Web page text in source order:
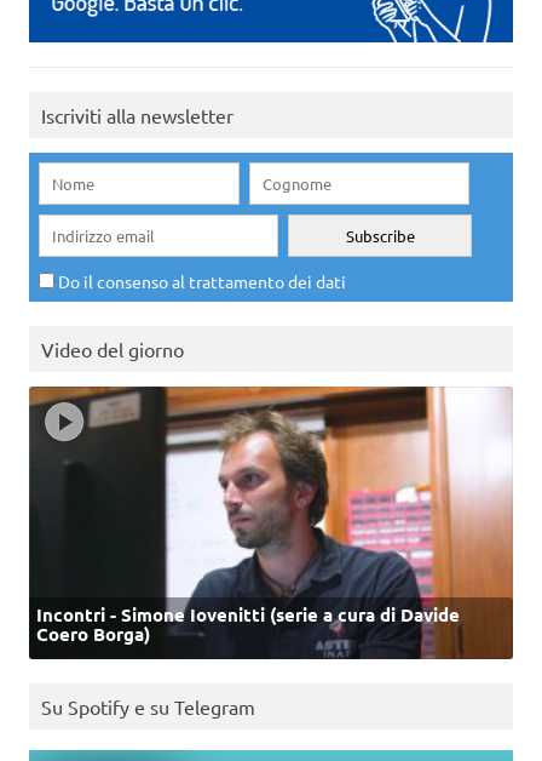
Iscriviti alla newsletter
Do il consenso al trattamento dei dati
Video del giorno
Incontri - Simone Iovenitti (serie a cura di Davide
Coero Borga)
Su Spotify e su Telegram